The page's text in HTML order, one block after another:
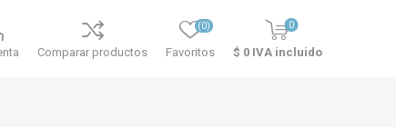
Comparar productos Favoritos
(0) 0
$ 0 IVA incluido